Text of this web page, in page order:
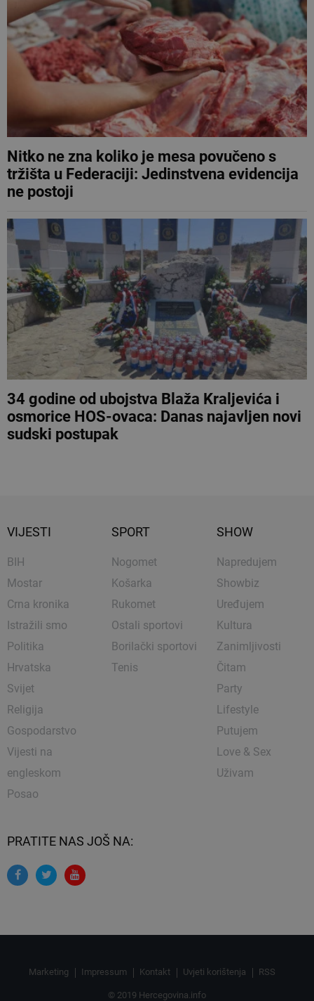
Nitko ne zna koliko je mesa povučeno s
tržišta u Federaciji: Jedinstvena evidencija
ne postoji
34 godine od ubojstva Blaža Kraljevića i
osmorice HOS-ovaca: Danas najavljen novi
sudski postupak
VIJESTI
BIH
Mostar
Crna kronika
Istražili smo
Politika
Hrvatska
Svijet
Religija
Gospodarstvo
Vijesti na
engleskom
Posao
SPORT
Nogomet
Košarka
Rukomet
Ostali sportovi
Borilački sportovi
Tenis
SHOW
Napredujem
Showbiz
Uređujem
Kultura
Zanimljivosti
Čitam
Party
Lifestyle
Putujem
Love & Sex
Uživam
PRATITE NAS JOŠ NA:
Marketing Impressum Kontakt Uvjeti korištenja RSS
© 2019 Hercegovina.info